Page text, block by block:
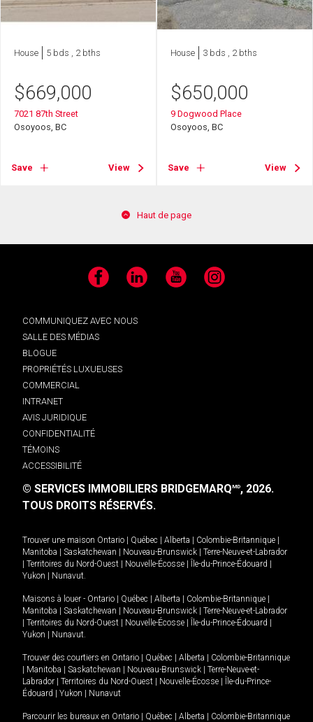
House 5 bds , 2 bths
$669,000
7021 87th Street
Osoyoos, BC
Save View
House 3 bds , 2 bths
$650,000
9 Dogwood Place
Osoyoos, BC
Save View
Haut de page
Facebook LinkedIn YouTube Instagram
COMMUNIQUEZ AVEC NOUS
SALLE DES MÉDIAS
BLOGUE
PROPRIÉTÉS LUXUEUSES
COMMERCIAL
INTRANET
AVIS JURIDIQUE
CONFIDENTIALITÉ
TÉMOINS
ACCESSIBILITÉ
© SERVICES IMMOBILIERS BRIDGEMARQMD, 2026.
TOUS DROITS RÉSERVÉS.
Trouver une maison Ontario | Québec | Alberta | Colombie-Britannique |
Manitoba | Saskatchewan | Nouveau-Brunswick | Terre-Neuve-et-Labrador
| Territoires du Nord-Ouest | Nouvelle-Écosse | Île-du-Prince-Édouard |
Yukon | Nunavut
Maisons à louer - Ontario | Québec | Alberta | Colombie-Britannique |
Manitoba | Saskatchewan | Nouveau-Brunswick | Terre-Neuve-et-Labrador
| Territoires du Nord-Ouest | Nouvelle-Écosse | Île-du-Prince-Édouard |
Yukon | Nunavut
Trouver des courtiers en Ontario | Québec | Alberta | Colombie-Britannique
| Manitoba | Saskatchewan | Nouveau-Brunswick | Terre-Neuve-et-
Labrador | Territoires du Nord-Ouest | Nouvelle-Écosse | Île-du-Prince-
Édouard | Yukon | Nunavut
Parcourir les bureaux en Ontario | Québec | Alberta | Colombie-Britannique